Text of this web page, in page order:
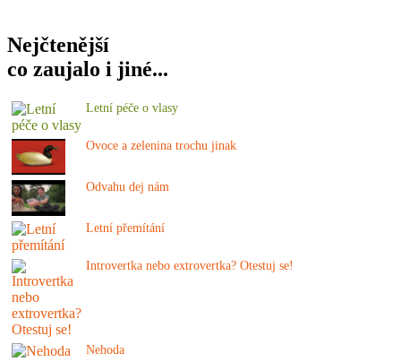
Nejčtenější
co zaujalo i jiné...
Letní péče o vlasy
Ovoce a zelenina trochu jinak
Odvahu dej nám
Letní přemítání
Introvertka nebo extrovertka? Otestuj se!
Nehoda